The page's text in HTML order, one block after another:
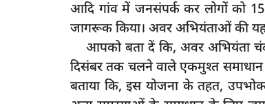
आदि गांव में जनसंपर्क कर लोगों को
जागरूक किया। अवर अभियंताओं की
आपको बता दें कि, अवर अभियंता
दिसंबर तक चलने वाले एकमुश्त समाधान
बताया कि, इस योजना के तहत,